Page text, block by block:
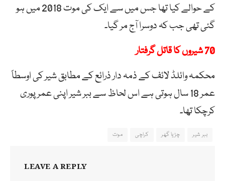
کے حوالے کیا تھا جس میں سے ایک کی موت 2018 میں ہو
گئی تھی جب کہ دوسرا آج مر گیا۔
70 شیروں کا قاتل گرفتار
محکمہ وائلڈ لائف کے ذمہ دار ذرائع کے مطابق شیر کی اوسطاً
عمر 18 سال ہوتی ہے اس لحاظ سے ببر شیر اپنی عمر پوری
کرچکا تھا۔
ببر شیر چڑیا گھر کراچی موت
LEAVE A REPLY